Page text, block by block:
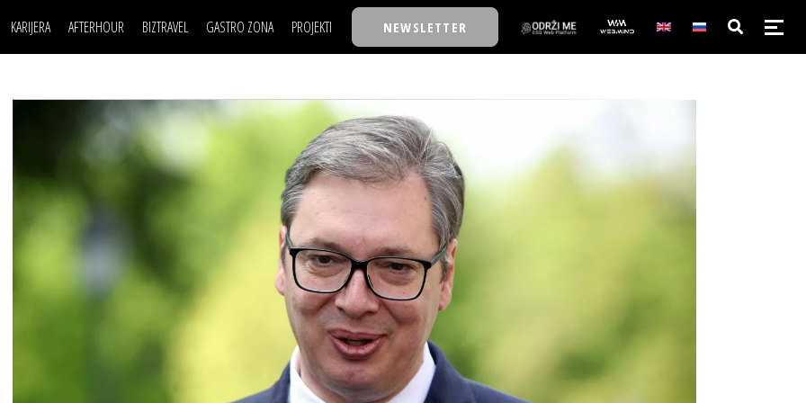
KARIJERA
USAVRŠAVANJE
KNOW-HOW
AFTERHOUR
KNJIGE
AUTO SVET
WELLBEING
BIZTRAVEL GASTRO ZONA PROJEKTI
TASTY TALKS
30 ISPOD 30
BACK TO OFFICE/SCHOOL
BIZBENDOVI
BIZKOLEGIJUM
BMW BIZNIS LIGA
BIZLIFE WEEK
IZJAVA GODINE
NEWSLETTER
POSAO
MOJ UGAO
USAVRŠAVANJE
KNOW-HOW
FILM I SCENA
AUTO SVET
STIL
WELLBEING
NAJKOLEGA
30 ISPOD 30
BACK TO OFFICE/SCHOOL
BIZBENDOVI
BIZKOLEGIJUM
BMW BIZNIS LIGA
BIZLIFE WEEK
IZJAVA GODINE